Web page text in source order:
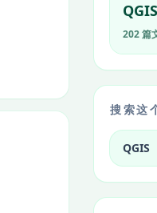
QGIS
202 篇
搜索这
搜索标